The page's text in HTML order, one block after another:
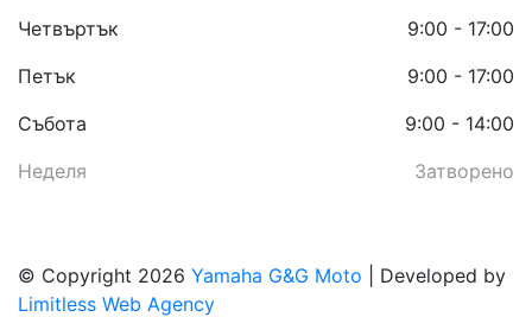
Четвъртък
9:00 - 17:00
Петък
9:00 - 17:00
Събота
9:00 - 14:00
Неделя
Затворено
© Copyright 2026 Yamaha G&G Moto | Developed by
Limitless Web Agency